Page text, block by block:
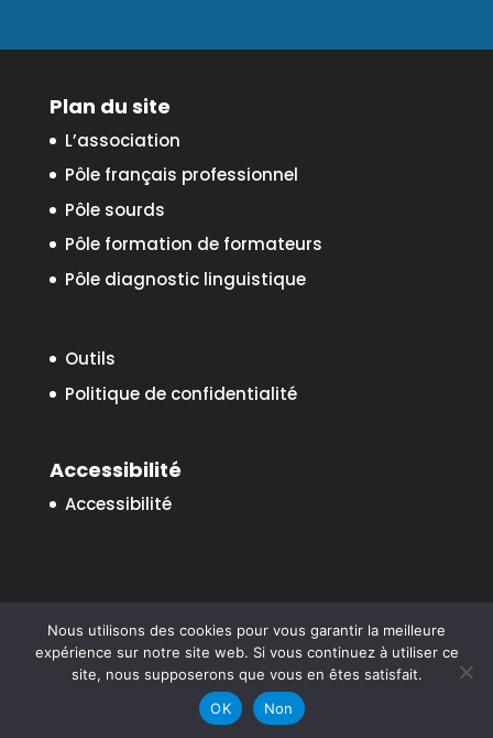
Plan du site
L’association
Pôle français professionnel
Pôle sourds
Pôle formation de formateurs
Pôle diagnostic linguistique
Outils
Politique de confidentialité
Accessibilité
Accessibilité
Paroles Voyageuses - Tous droits réservés -
Webdesign : frenchtouchweb.com
Nous utilisons des cookies pour vous garantir la meilleure
expérience sur notre site web. Si vous continuez à utiliser ce
site, nous supposerons que vous en êtes satisfait.
OK
Non